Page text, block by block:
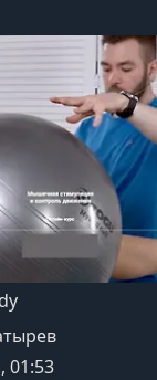
гайдЭто не
программа от
практический
01:53